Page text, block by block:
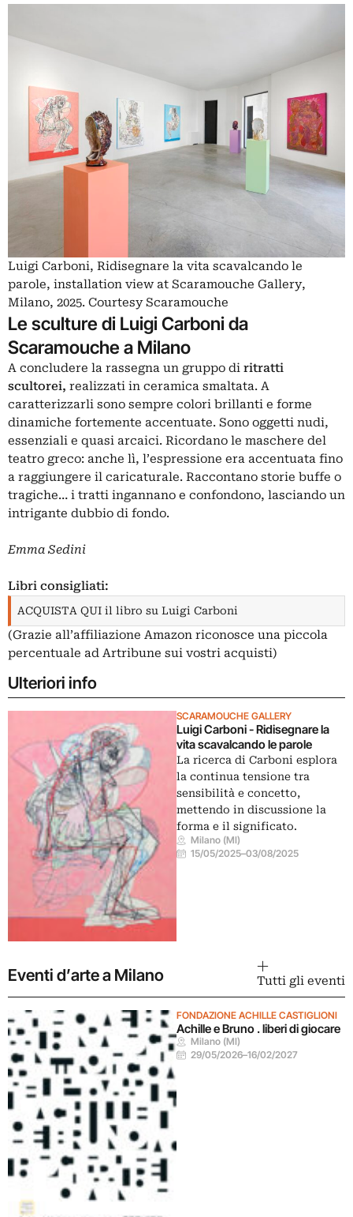
Luigi Carboni, Ridisegnare la vita scavalcando le
parole, installation view at Scaramouche Gallery,
Milano, 2025. Courtesy Scaramouche
Le sculture di Luigi Carboni da
Scaramouche a Milano
A concludere la rassegna un gruppo di ritratti
scultorei, realizzati in ceramica smaltata. A
caratterizzarli sono sempre colori brillanti e forme
dinamiche fortemente accentuate. Sono oggetti nudi,
essenziali e quasi arcaici. Ricordano le maschere del
teatro greco: anche lì, l’espressione era accentuata fino
a raggiungere il caricaturale. Raccontano storie buffe o
tragiche… i tratti ingannano e confondono, lasciando un
intrigante dubbio di fondo.
Emma Sedini
Libri consigliati:
ACQUISTA QUI il libro su Luigi Carboni
(Grazie all’affiliazione Amazon riconosce una piccola
percentuale ad Artribune sui vostri acquisti)
Ulteriori info
SCARAMOUCHE GALLERY
Luigi Carboni - Ridisegnare la
vita scavalcando le parole
La ricerca di Carboni esplora
la continua tensione tra
sensibilità e concetto,
mettendo in discussione la
forma e il significato.
Milano (MI)
15/05/2025–03/08/2025
Eventi d’arte a Milano Tutti gli eventi
FONDAZIONE ACHILLE CASTIGLIONI
Achille e Bruno . liberi di giocare
Milano (MI)
29/05/2026–16/02/2027